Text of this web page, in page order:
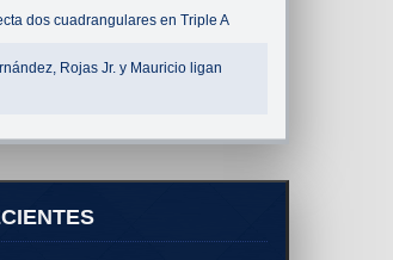
dos cuadrangulares en Triple A
Rojas Jr. y Mauricio ligan